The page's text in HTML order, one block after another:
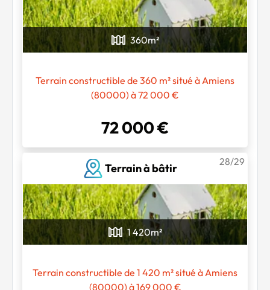
360m²
Terrain constructible de 360 m² situé à Amiens
(80000) à 72 000 €
72 000 €
Terrain à bâtir
28/29
1 420m²
Terrain constructible de 1 420 m² situé à Amiens
(80000) à 169 000 €